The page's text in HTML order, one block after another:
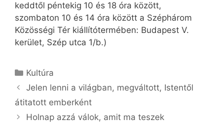
keddtől péntekig 10 és 18 óra között,
szombaton 10 és 14 óra között a Széphárom
Közösségi Tér kiállítótermében: Budapest V.
kerület, Szép utca 1/b.)
Kategória
Kultúra
Jelen lenni a világban, megváltott, Istentől
átitatott emberként
Holnap azzá válok, amit ma teszek